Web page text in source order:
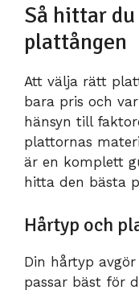
Så hittar
plattången
Att välja rätt
bara pris och
hänsyn till
plattornas
är en komplett
hitta den bästa
Hårtyp och
Din hårtyp
passar bäst för